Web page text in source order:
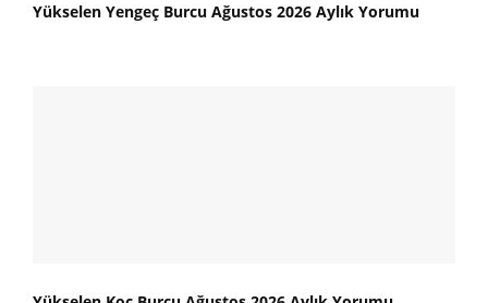
Yükselen Yengeç Burcu Ağustos 2026 Aylık Yorumu